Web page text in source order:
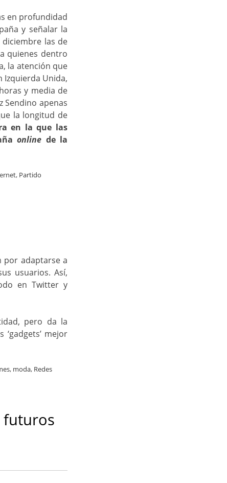
en profundidad
y señalar la
las de
quienes dentro
la atención que
Izquierda Unida,
y media de
Sendino apenas
la longitud de
en la que las
online de la
, Partido
por adaptarse a
usuarios. Así,
en Twitter y
pero da la
mejor
, moda, Redes
futuros